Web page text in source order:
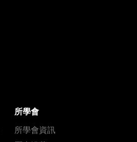
所學會
所學會資訊